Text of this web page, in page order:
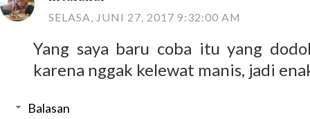
SELASA, JUNI 27, 2017 9:32:00 AM
Yang saya baru coba itu yang
karena nggak kelewat manis, jadi
Balasan